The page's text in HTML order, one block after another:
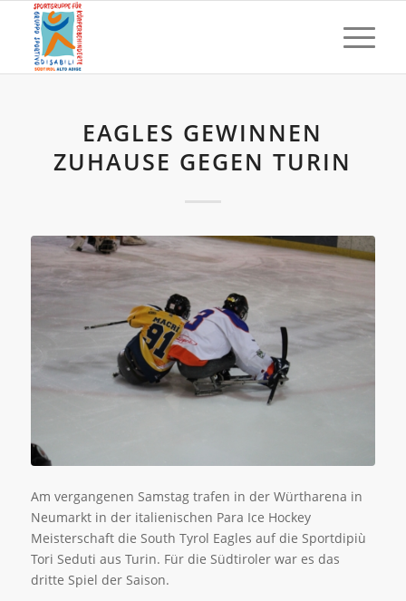
EAGLES GEWINNEN
ZUHAUSE GEGEN TURIN
Am vergangenen Samstag trafen in der Würtharena in
Neumarkt in der italienischen Para Ice Hockey
Meisterschaft die South Tyrol Eagles auf die Sportdipiù
Tori Seduti aus Turin. Für die Südtiroler war es das
dritte Spiel der Saison.